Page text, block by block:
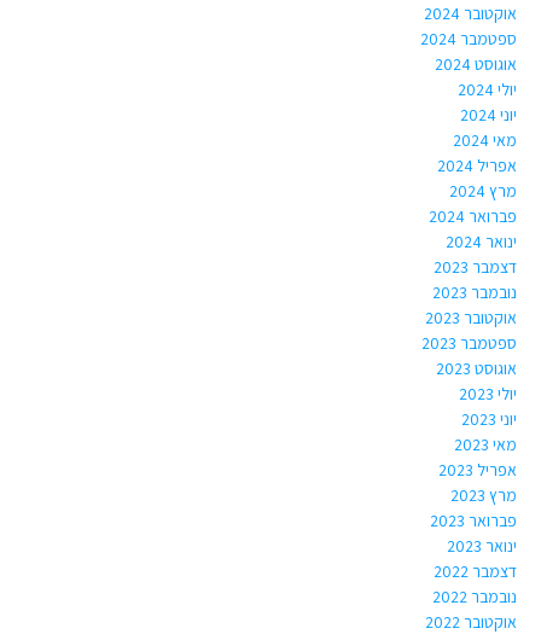
אוקטובר 2024
ספטמבר 2024
אוגוסט 2024
יולי 2024
יוני 2024
מאי 2024
אפריל 2024
מרץ 2024
פברואר 2024
ינואר 2024
דצמבר 2023
נובמבר 2023
אוקטובר 2023
ספטמבר 2023
אוגוסט 2023
יולי 2023
יוני 2023
מאי 2023
אפריל 2023
מרץ 2023
פברואר 2023
ינואר 2023
דצמבר 2022
נובמבר 2022
אוקטובר 2022